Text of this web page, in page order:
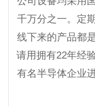
千万分之一。定
线下来的产品都
请用拥有22年经
有名半导体企业